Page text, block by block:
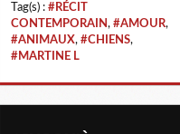
Tag(s) : #RÉCIT
CONTEMPORAIN, #AMOUR,
#ANIMAUX, #CHIENS,
#MARTINE L